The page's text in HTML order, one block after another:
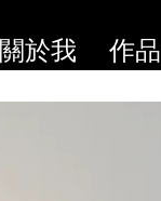
關於我 作品